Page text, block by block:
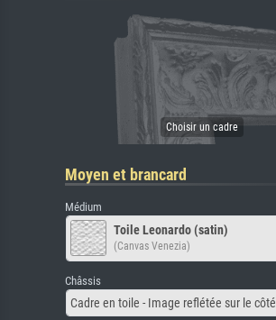
Moyen et brancard
Médium
Toile Leonardo (satin)
(Canvas Venezia)
Châssis
Cadre en toile - Image reflétée sur le côté